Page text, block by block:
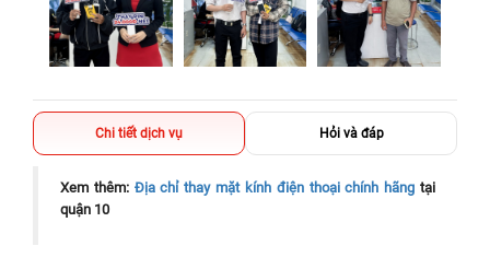
Chi tiết dịch vụ Hỏi và đáp
Xem thêm: Địa chỉ thay mặt kính điện thoại chính hãng tại
quận 10